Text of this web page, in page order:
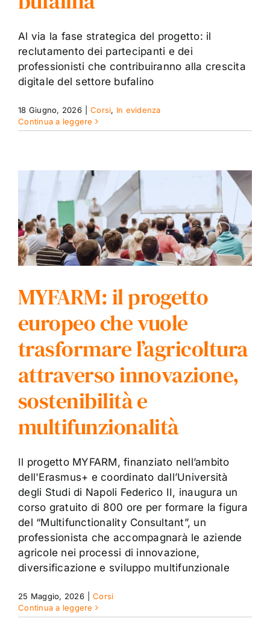
Al via la fase strategica del progetto: il
reclutamento dei partecipanti e dei
professionisti che contribuiranno alla crescita
digitale del settore bufalino
18 Giugno, 2026 Corsi, In evidenza
Continua a leggere
MYFARM: il progetto
europeo che vuole
trasformare l’agricoltura
attraverso innovazione,
sostenibilità e
multifunzionalità
Il progetto MYFARM, finanziato nell’ambito
dell'Erasmus+ e coordinato dall’Università
degli Studi di Napoli Federico II, inaugura un
corso gratuito di 800 ore per formare la figura
del “Multifunctionality Consultant”, un
professionista che accompagnarà le aziende
agricole nei processi di innovazione,
diversificazione e sviluppo multifunzionale
25 Maggio, 2026
Corsi
Continua a leggere